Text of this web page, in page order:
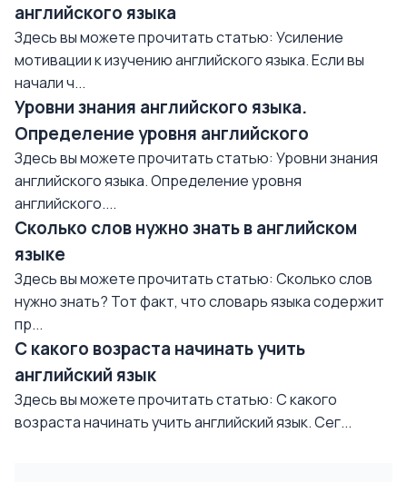
английского языка
Здесь вы можете прочитать статью: Усиление
мотивации к изучению английского языка. Если вы
начали ч...
Уровни знания английского языка.
Определение уровня английского
Здесь вы можете прочитать статью: Уровни знания
английского языка. Определение уровня
английского....
Сколько слов нужно знать в английском
языке
Здесь вы можете прочитать статью: Сколько слов
нужно знать? Тот факт, что словарь языка содержит
пр...
С какого возраста начинать учить
английский язык
Здесь вы можете прочитать статью: С какого
возраста начинать учить английский язык. Сег...